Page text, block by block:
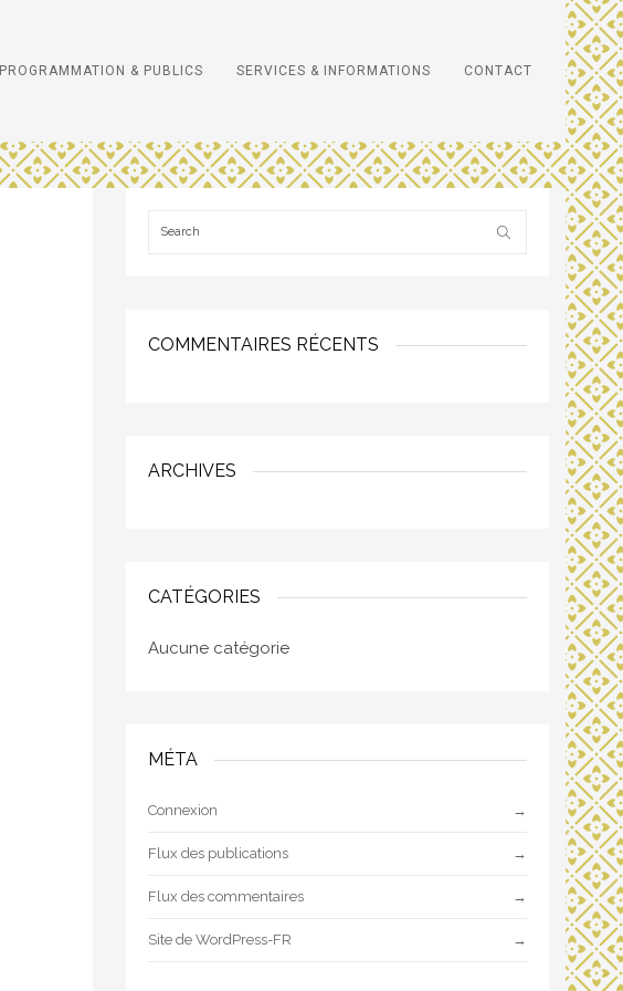
PROGRAMMATION & PUBLICS SERVICES & INFORMATIONS CONTACT
COMMENTAIRES RÉCENTS
ARCHIVES
CATÉGORIES
Aucune catégorie
MÉTA
Connexion
Flux des publications
Flux des commentaires
Site de WordPress-FR